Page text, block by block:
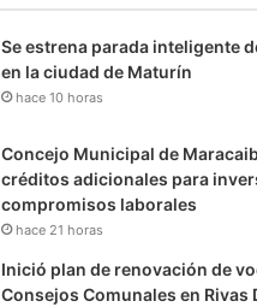
Se estrena parada inteligente
en la ciudad de Maturín
hace 10 horas
Concejo Municipal de
créditos adicionales para
compromisos laborales
hace 21 horas
Inició plan de renovación de
Consejos Comunales en Rivas